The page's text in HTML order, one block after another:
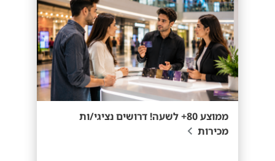
ממוצע 80+ לשעה! דרושים נציגי/ות
מכירות